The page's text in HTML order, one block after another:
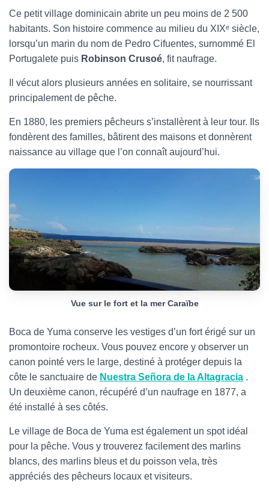
Ce petit village dominicain abrite un peu moins de 2 500
habitants. Son histoire commence au milieu du XIXᵉ siècle,
lorsqu’un marin du nom de Pedro Cifuentes, surnommé El
Portugalete puis Robinson Crusoé, fit naufrage.
Il vécut alors plusieurs années en solitaire, se nourrissant
principalement de pêche.
En 1880, les premiers pêcheurs s’installèrent à leur tour. Ils
fondèrent des familles, bâtirent des maisons et donnèrent
naissance au village que l’on connaît aujourd’hui.
Vue sur le fort et la mer Caraïbe
Boca de Yuma conserve les vestiges d’un fort érigé sur un
promontoire rocheux. Vous pouvez encore y observer un
canon pointé vers le large, destiné à protéger depuis la
côte le sanctuaire de Nuestra Señora de la Altagracia .
Un deuxième canon, récupéré d’un naufrage en 1877, a
été installé à ses côtés.
Le village de Boca de Yuma est également un spot idéal
pour la pêche. Vous y trouverez facilement des marlins
blancs, des marlins bleus et du poisson vela, très
appréciés des pêcheurs locaux et visiteurs.